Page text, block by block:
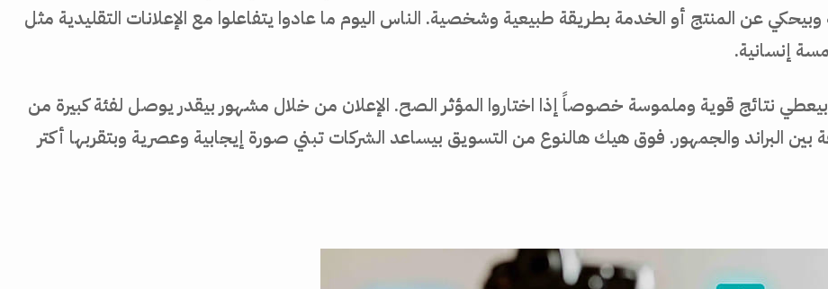
عن المنتج أو الخدمة بطريقة طبيعية وشخصية. الناس اليوم ما عادوا يتفاعلوا مع الإعلانات التقليدية مثل
إنسانية.
نتائج قوية وملموسة خصوصاً إذا اختاروا المؤثر الصح. الإعلان من خلال مشهور بيقدر يوصل لفئة كبيرة من
البراند والجمهور. فوق هيك هالنوع من التسويق بيساعد الشركات تبني صورة إيجابية وعصرية وبتقربها أكتر